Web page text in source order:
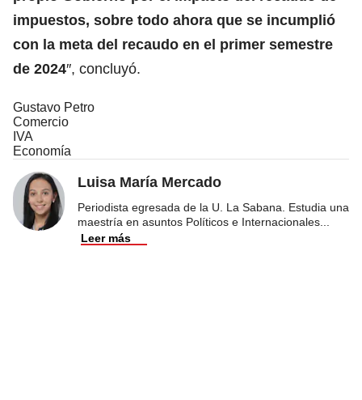
impuestos, sobre todo ahora que se incumplió
con la meta del recaudo en el primer semestre
de 2024″, concluyó.
Gustavo Petro
Comercio
IVA
Economía
Luisa María Mercado
Periodista egresada de la U. La Sabana. Estudia una
maestría en asuntos Políticos e Internacionales
Leer más